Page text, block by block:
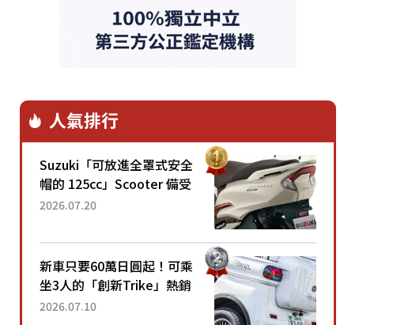
人氣排行
Suzuki「可放進全罩式安全
帽的 125cc」Scooter 備受
矚目！採用全新流線設計與
已陸續開始出口的新款
「B...
2026.07.20
新車只要60萬日圓起！可乘
坐3人的「創新Trike」熱銷
大賣成為人氣車款！「養車
2026.07.10